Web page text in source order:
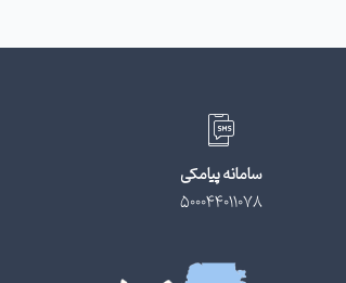
سامانه پیامکی
500044011078